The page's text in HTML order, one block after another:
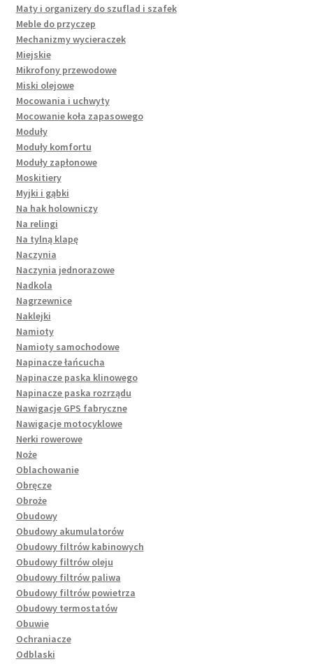
Maty i organizery do szuflad i szafek
Meble do przyczep
Mechanizmy wycieraczek
Miejskie
Mikrofony przewodowe
Miski olejowe
Mocowania i uchwyty
Mocowanie koła zapasowego
Moduły
Moduły komfortu
Moduły zapłonowe
Moskitiery
Myjki i gąbki
Na hak holowniczy
Na relingi
Na tylną klapę
Naczynia
Naczynia jednorazowe
Nadkola
Nagrzewnice
Naklejki
Namioty
Namioty samochodowe
Napinacze łańcucha
Napinacze paska klinowego
Napinacze paska rozrządu
Nawigacje GPS fabryczne
Nawigacje motocyklowe
Nerki rowerowe
Noże
Oblachowanie
Obręcze
Obroże
Obudowy
Obudowy akumulatorów
Obudowy filtrów kabinowych
Obudowy filtrów oleju
Obudowy filtrów paliwa
Obudowy filtrów powietrza
Obudowy termostatów
Obuwie
Ochraniacze
Odblaski